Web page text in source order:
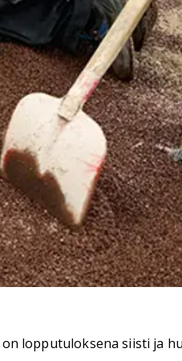
lopputuloksena siisti ja